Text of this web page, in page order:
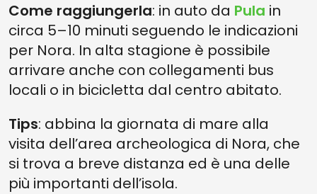
Come raggiungerla: in auto da Pula in
circa 5–10 minuti seguendo le indicazioni
per Nora. In alta stagione è possibile
arrivare anche con collegamenti bus
locali o in bicicletta dal centro abitato.
Tips: abbina la giornata di mare alla
visita dell’area archeologica di Nora, che
si trova a breve distanza ed è una delle
più importanti dell’isola.